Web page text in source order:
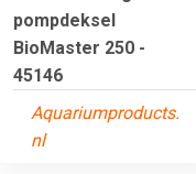
pompdeksel
BioMaster 250 -
45146
Aquariumproducts.
nl